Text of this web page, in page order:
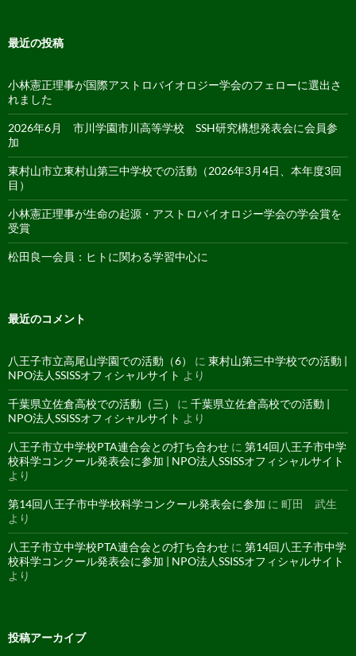
最近の投稿
小林憲正理事が国際アストロバイオロジー学会のフェローに選出さ
れました
2026年6月 市川学園市川高等学校 SSH研究構想発表会に会員参
加
東村山市立東村山第三中学校での活動（2026年3月4日、本年度3回
目）
小林憲正理事が生命の起源・アストロバイオロジー学会の学会賞を
受賞
松田良一会員：ヒトに関わる学習中心に
最近のコメント
八王子市立高尾山学園での活動（6） に 東村山第三中学校での活動 |
NPO法人SSISSオフィシャルサイト より
千葉県立佐倉高校での活動（三） に 千葉県立佐倉高校での活動 |
NPO法人SSISSオフィシャルサイト より
八王子市立中学校PTA連合会との打ち合わせ に 第14回八王子市中学
校科学コンクール発表会に参加 | NPO法人SSISSオフィシャルサイト
より
第14回八王子市中学校科学コンクール発表会に参加 に 町田 武生
より
八王子市立中学校PTA連合会との打ち合わせ に 第14回八王子市中学
校科学コンクール発表会に参加 | NPO法人SSISSオフィシャルサイト
より
投稿アーカイブ